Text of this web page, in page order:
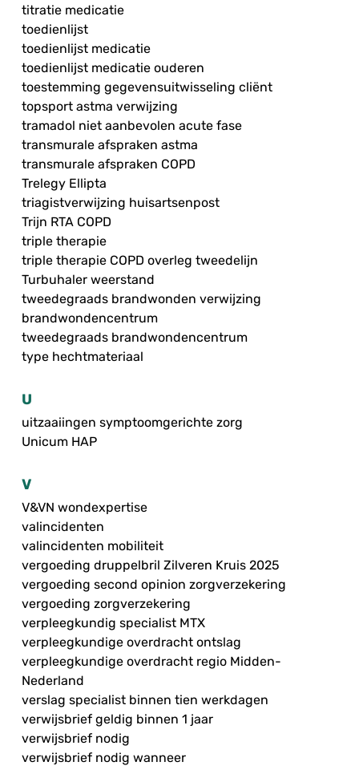
titratie medicatie
toedienlijst
toedienlijst medicatie
toedienlijst medicatie ouderen
toestemming gegevensuitwisseling cliënt
topsport astma verwijzing
tramadol niet aanbevolen acute fase
transmurale afspraken astma
transmurale afspraken COPD
Trelegy Ellipta
triagistverwijzing huisartsenpost
Trijn RTA COPD
triple therapie
triple therapie COPD overleg tweedelijn
Turbuhaler weerstand
tweedegraads brandwonden verwijzing
brandwondencentrum
tweedegraads brandwondencentrum
type hechtmateriaal
U
uitzaaiingen symptoomgerichte zorg
Unicum HAP
V
V&VN wondexpertise
valincidenten
valincidenten mobiliteit
vergoeding druppelbril Zilveren Kruis 2025
vergoeding second opinion zorgverzekering
vergoeding zorgverzekering
verpleegkundig specialist MTX
verpleegkundige overdracht ontslag
verpleegkundige overdracht regio Midden-
Nederland
verslag specialist binnen tien werkdagen
verwijsbrief geldig binnen 1 jaar
verwijsbrief nodig
verwijsbrief nodig wanneer